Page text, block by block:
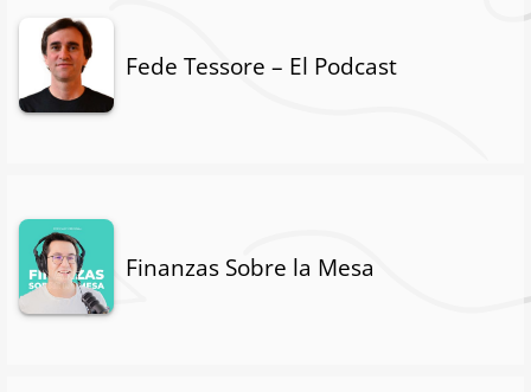
Fede Tessore – El Podcast
Finanzas Sobre la Mesa